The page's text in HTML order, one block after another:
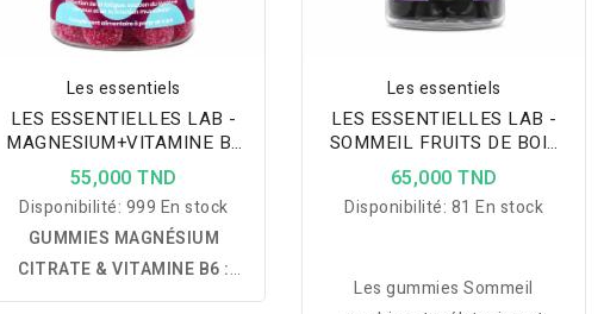
Les essentiels
LES ESSENTIELLES LAB -
MAGNESIUM+VITAMINE B6
FRUITS ROUGES 60
GUMMIES
55,000 TND
Disponibilité: 999 En stock
GUMMIES MAGNÉSIUM
CITRATE & VITAMINE B6 :
complément alimentaire à
Les essentiels
LES ESSENTIELLES LAB -
SOMMEIL FRUITS DE BOIS
60 GUMMIES
65,000 TND
Disponibilité: 81 En stock
Les gummies Sommeil